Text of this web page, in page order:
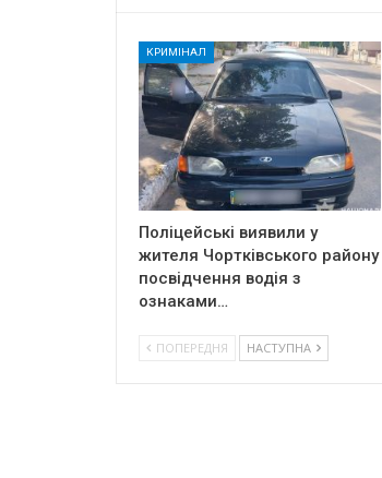
КРИМІНАЛ
Поліцейські виявили у
жителя Чортківського району
посвідчення водія з
ознаками…
ПОПЕРЕДНЯ НАСТУПНА